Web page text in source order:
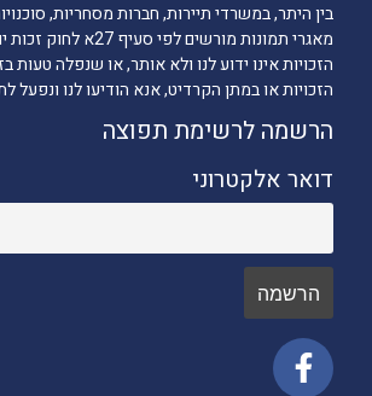
בין היתר, במשרדי תיירות, חברות מסחריות,
מאגרי תמונות מורשים לפי
הזכויות אינו ידוע לנו ולא אותר, או שנפלה טעות
הזכויות או במתן הקרדיט, אנא הודיעו לנו ונפעל
הרשמה לרשימת תפוצה
דואר אלקטרוני